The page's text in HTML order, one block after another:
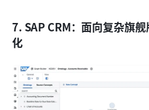
7. SAP CRM：面向复杂旗
化